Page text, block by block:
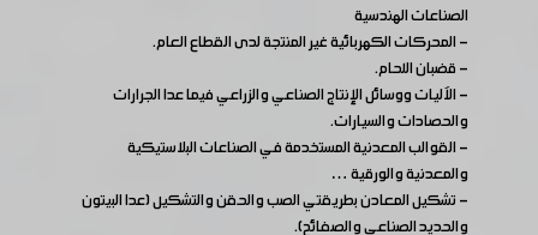
الصناعات الهندسية
- المحركات الكهربائية غير المنتجة لدى القطاع العام.
- قضبان اللحام.
- الآليات ووسائل الإنتاج الصناعي والزراعي فيما عدا الجرارات
والحصادات والسيارات.
- القوالب المعدنية المستخدمة في الصناعات البلاستيكية
والمعدنية والورقية …
- تشكيل المعادن بطريقتي الصب والحقن والتشكيل (عدا البيتون
والحديد الصناعي والصفائح).